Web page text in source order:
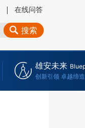
在线问答
搜索
雄安未来
创新引领 卓越缔造